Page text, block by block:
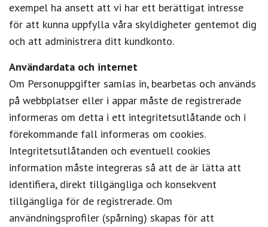
exempel ha ansett att vi har ett berättigat intresse
för att kunna uppfylla våra skyldigheter gentemot dig
och att administrera ditt kundkonto.
Användardata och internet
Om Personuppgifter samlas in, bearbetas och används
på webbplatser eller i appar måste de registrerade
informeras om detta i ett integritetsutlåtande och i
förekommande fall informeras om cookies.
Integritetsutlåtanden och eventuell cookies
information måste integreras så att de är lätta att
identifiera, direkt tillgängliga och konsekvent
tillgängliga för de registrerade. Om
användningsprofiler (spårning) skapas för att